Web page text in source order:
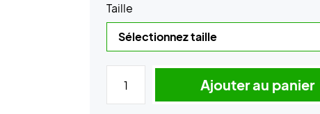
Taille
Ajouter au panier